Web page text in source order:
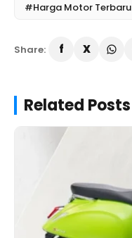
#Harga Motor Terbaru
Share:
Related Posts